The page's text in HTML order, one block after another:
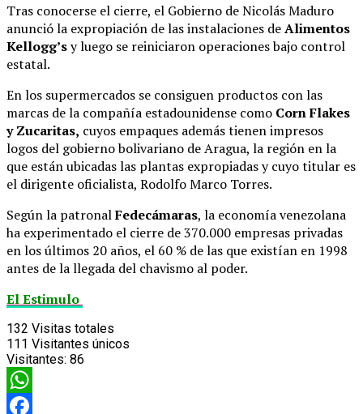
Tras conocerse el cierre, el Gobierno de Nicolás Maduro
anunció la expropiación de las instalaciones deAlimentos
Kellogg’sy luego se reiniciaron operaciones bajo control
estatal.
En los supermercados se consiguen productos con las
marcas de la compañía estadounidense como Corn Flakes
y Zucaritas, cuyos empaques además tienen impresos
logos del gobierno bolivariano de Aragua, la región en la
que están ubicadas las plantas expropiadas y cuyo titular es
el dirigente oficialista, Rodolfo Marco Torres.
Según la patronalFedecámaras, la economía venezolana
ha experimentado el cierre de 370.000 empresas privadas
en los últimos 20 años, el 60 % de las que existían en 1998
antes de la llegada del chavismo al poder.
El Estimulo
132 Visitas totales
111 Visitantes únicos
Visitantes: 86
WhatsApp